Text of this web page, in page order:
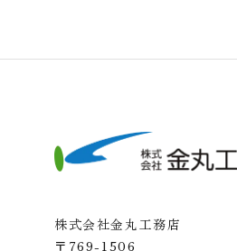
株式会社金丸工務店
〒769-1506